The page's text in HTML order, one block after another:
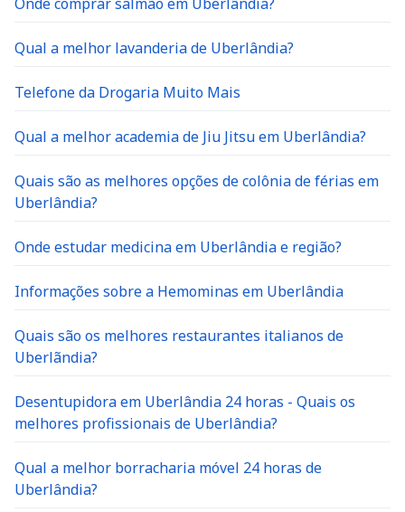
Qual a melhor lavanderia de Uberlândia?
Telefone da Drogaria Muito Mais
Qual a melhor academia de Jiu Jitsu em Uberlândia?
Quais são as melhores opções de colônia de férias em
Uberlândia?
Onde estudar medicina em Uberlândia e região?
Informações sobre a Hemominas em Uberlândia
Quais são os melhores restaurantes italianos de
Uberlãndia?
Desentupidora em Uberlândia 24 horas - Quais os
melhores profissionais de Uberlândia?
Qual a melhor borracharia móvel 24 horas de
Uberlândia?